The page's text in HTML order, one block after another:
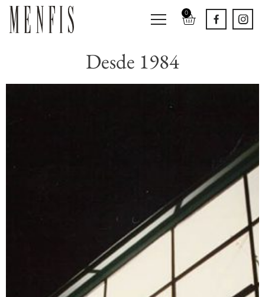
0
Desde 1984